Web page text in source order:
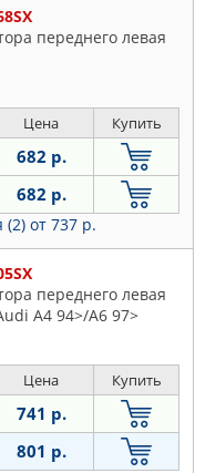
переднего левая
Цена Купить
682 р.
682 р.
(2) от 737 р.
переднего левая
A4 94>/A6 97>
Цена Купить
741 р.
801 р.